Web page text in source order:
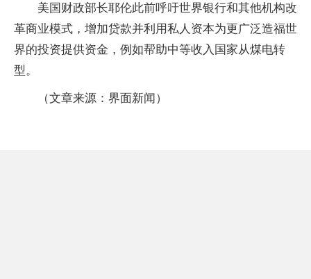
美国财政部长耶伦此前呼吁世界银行和其他机构改
革商业模式，增加贷款并利用私人资本为更广泛造福世
界的投资提供资金，例如帮助中等收入国家从煤电转
型。
（文章来源：界面新闻）